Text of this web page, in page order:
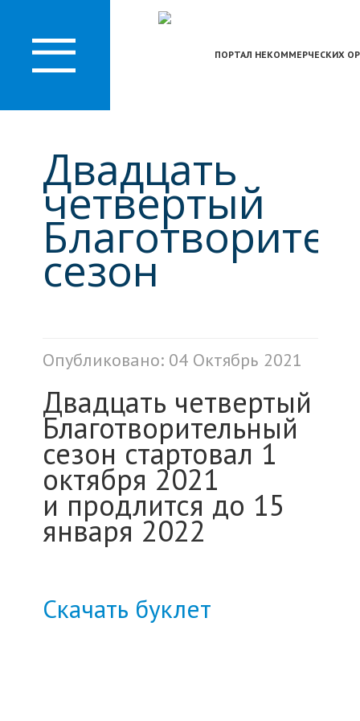
ПОРТАЛ НЕКОММЕРЧЕСКИХ
Двадцать
четвертый
сезон
Опубликовано: 04 Октябрь 2021
Двадцать четвертый
Благотворительный
сезон стартовал 1
октября 2021
и продлится до 15
января 2022
Скачать буклет